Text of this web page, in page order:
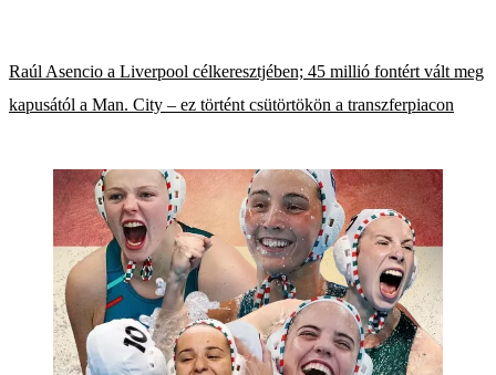
Raúl Asencio a Liverpool célkeresztjében; 45 millió fontért vált meg
kapusától a Man. City – ez történt csütörtökön a transzferpiacon